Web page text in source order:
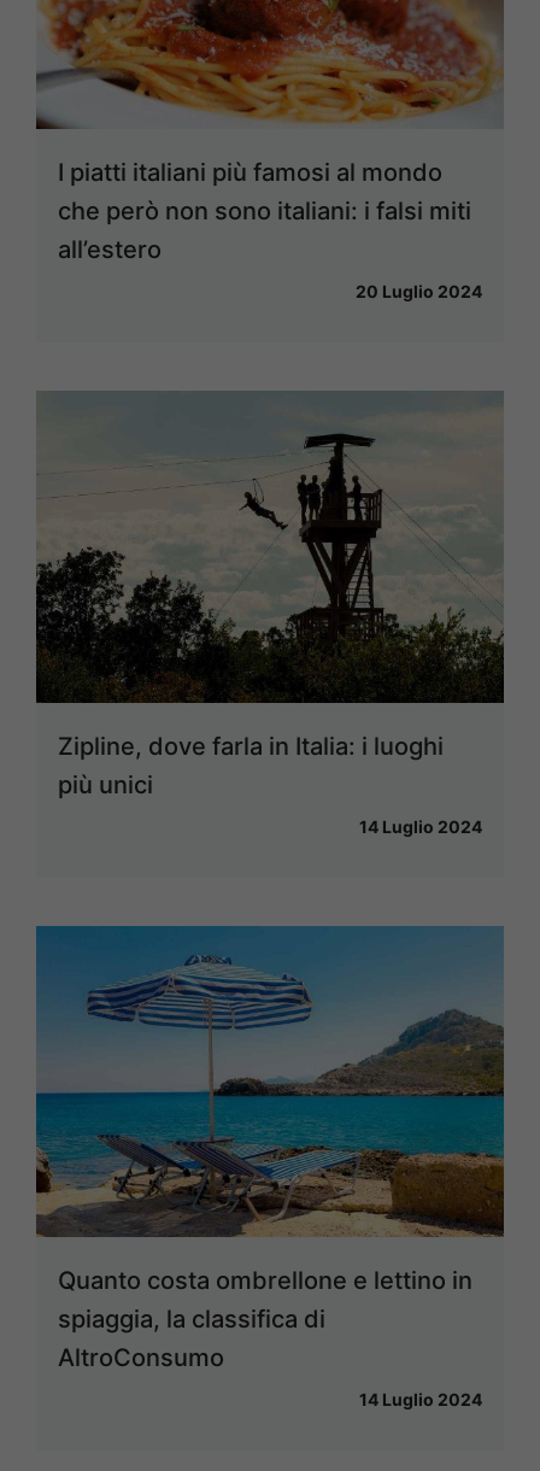
I piatti italiani più famosi al mondo
che però non sono italiani: i falsi miti
all’estero
20 Luglio 2024
Zipline, dove farla in Italia: i luoghi
più unici
14 Luglio 2024
Quanto costa ombrellone e lettino in
spiaggia, la classifica di
AltroConsumo
14 Luglio 2024